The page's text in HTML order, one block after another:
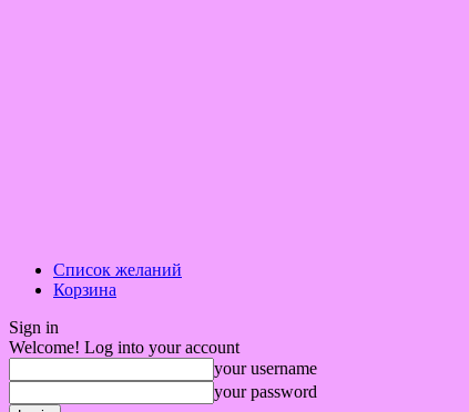
Список желаний
Корзина
Sign in
Welcome! Log into your account
your username
your password